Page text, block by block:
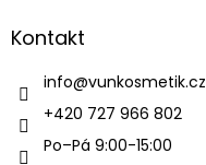
Kontakt
info@vunkosmetik.cz
+420 727 966 802
Po–Pá 9:00-15:00